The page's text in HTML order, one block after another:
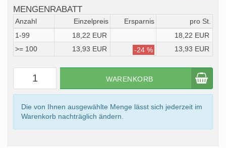
MENGENRABATT
Anzahl Einzelpreis Ersparnis
pro St.
1-99
18,22 EUR
18,22 EUR
>= 100
13,93 EUR -24 % 13,93 EUR
WARENKORB
Die von Ihnen ausgewählte Menge lässt sich jederzeit im
Warenkorb nachträglich ändern.